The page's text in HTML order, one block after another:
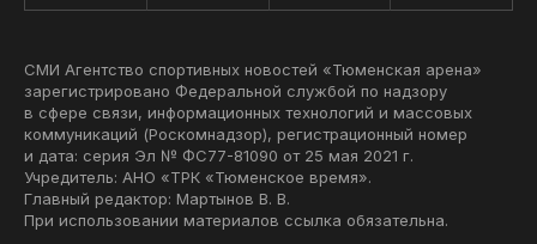
СМИ Агентство спортивных новостей «Тюменская арена»
зарегистрировано Федеральной службой по надзору
в сфере связи, информационных технологий и массовых
коммуникаций (Роскомнадзор), регистрационный номер
и дата: серия Эл № ФС77-81090 от 25 мая 2021 г.
Учредитель: АНО «ТРК «Тюменское время».
Главный редактор: Мартынов В. В.
При использовании материалов ссылка обязательна.